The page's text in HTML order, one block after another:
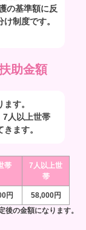
の基準額に反
制度です。
助金額
す。
7人以上世帯
ます。
帯
7人以上世
帯
円
58,000円
の金額になります。